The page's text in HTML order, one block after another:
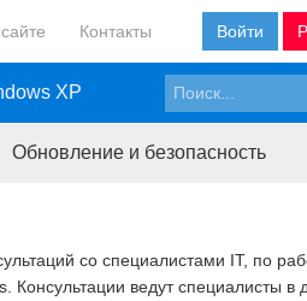
Войти
Контакты
XP
Обновление и безопасность
со специалистами IT, по
ведут специалисты в